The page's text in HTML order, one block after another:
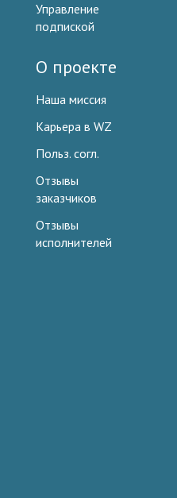
Управление
подпиской
О проекте
Наша миссия
Карьера в WZ
Польз. согл.
Отзывы
заказчиков
Отзывы
исполнителей